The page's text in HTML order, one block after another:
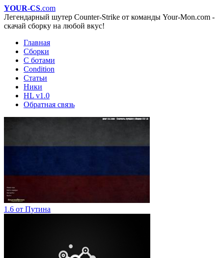
YOUR-CS.com
Легендарный шутер Counter-Strike от команды Your-Mon.com -
скачай сборку на любой вкус!
Главная
Сборки
С ботами
Condition
Статьи
Ники
HL v1.0
Обратная связь
1.6 от Путина